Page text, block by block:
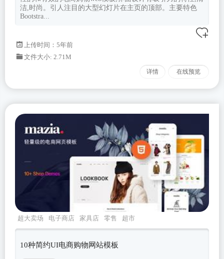
洁,时尚。引人注目的大型幻灯片在主页的顶部。主要特色
Bootstra...
上传时间：5年前
文件大小: 2.71M
详情 在线预览
超大卖场 电子商店 家具店 零售 超市
10种简约UI电商购物网站模板